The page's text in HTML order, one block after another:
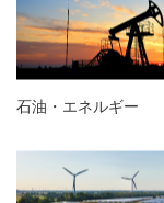
石油・エネルギー